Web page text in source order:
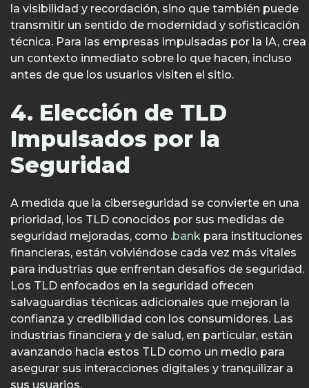
la visibilidad y recordación, sino que también puede
transmitir un sentido de modernidad y sofisticación
técnica. Para las empresas impulsadas por la IA, crea
un contexto inmediato sobre lo que hacen, incluso
antes de que los usuarios visiten el sitio.
4. Elección de TLD
Impulsados por la
Seguridad
A medida que la ciberseguridad se convierte en una
prioridad, los TLD conocidos por sus medidas de
seguridad mejoradas, como .bank para instituciones
financieras, están volviéndose cada vez más vitales
para industrias que enfrentan desafíos de seguridad.
Los TLD enfocados en la seguridad ofrecen
salvaguardias técnicas adicionales que mejoran la
confianza y credibilidad con los consumidores. Las
industrias financiera y de salud, en particular, están
avanzando hacia estos TLD como un medio para
asegurar sus interacciones digitales y tranquilizar a
sus usuarios.